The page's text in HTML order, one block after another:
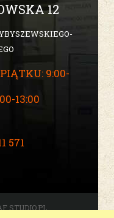
12
9:00-
13:00
571
STUDIO.PL